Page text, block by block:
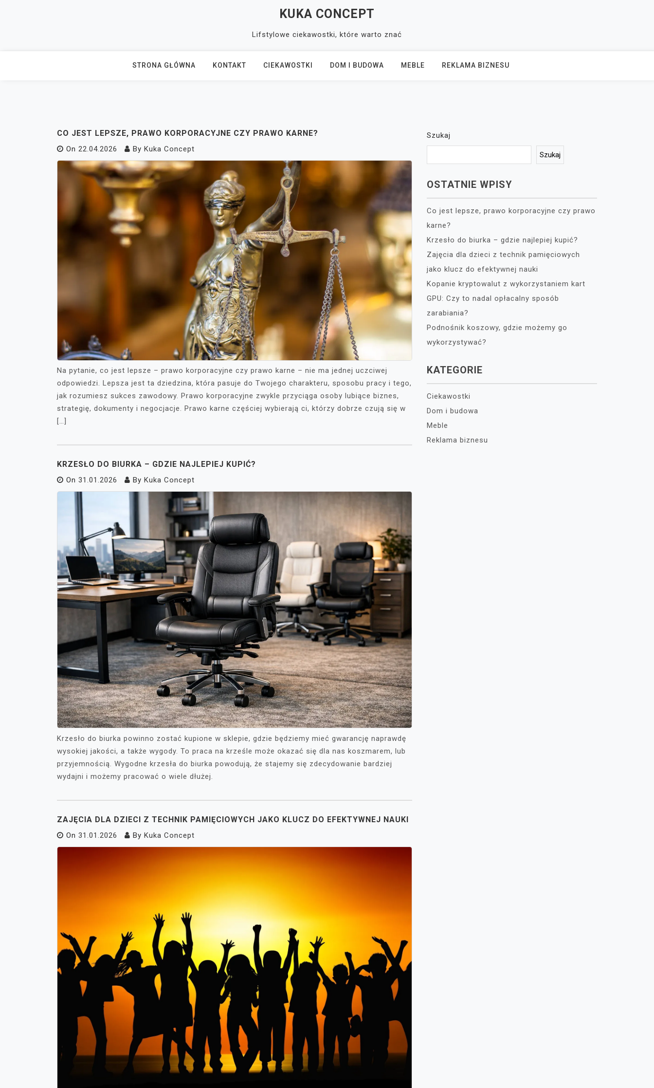
KUKA CONCEPT
Lifstylowe ciekawostki, które warto znać
STRONA GŁÓWNA KONTAKT CIEKAWOSTKI DOM I BUDOWA MEBLE REKLAMA BIZNESU
CO JEST LEPSZE, PRAWO KORPORACYJNE CZY PRAWO KARNE?
On 22.04.2026 By Kuka Concept
Na pytanie, co jest lepsze – prawo korporacyjne czy prawo karne – nie ma jednej uczciwej
odpowiedzi. Lepsza jest ta dziedzina, która pasuje do Twojego charakteru, sposobu pracy i tego,
jak rozumiesz sukces zawodowy. Prawo korporacyjne zwykle przyciąga osoby lubiące biznes,
strategię, dokumenty i negocjacje. Prawo karne częściej wybierają ci, którzy dobrze czują się w
[…]
KRZESŁO DO BIURKA – GDZIE NAJLEPIEJ KUPIĆ?
On 31.01.2026 By Kuka Concept
Krzesło do biurka powinno zostać kupione w sklepie, gdzie będziemy mieć gwarancję naprawdę
wysokiej jakości, a także wygody. To praca na krześle może okazać się dla nas koszmarem, lub
przyjemnością. Wygodne krzesła do biurka powodują, że stajemy się zdecydowanie bardziej
wydajni i możemy pracować o wiele dłużej.
ZAJĘCIA DLA DZIECI Z TECHNIK PAMIĘCIOWYCH JAKO KLUCZ DO EFEKTYWNEJ NAUKI
On 31.01.2026 By Kuka Concept
Szukaj
Szukaj
OSTATNIE WPISY
Co jest lepsze, prawo korporacyjne czy prawo
karne?
Krzesło do biurka – gdzie najlepiej kupić?
Zajęcia dla dzieci z technik pamięciowych
jako klucz do efektywnej nauki
Kopanie kryptowalut z wykorzystaniem kart
GPU: Czy to nadal opłacalny sposób
zarabiania?
Podnośnik koszowy, gdzie możemy go
wykorzystywać?
KATEGORIE
Ciekawostki
Dom i budowa
Meble
Reklama biznesu